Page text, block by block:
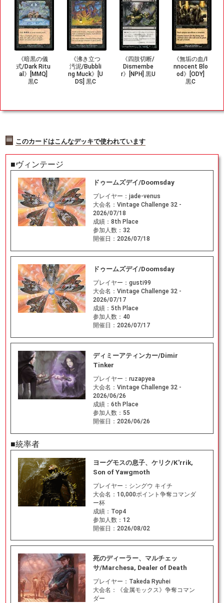
《暗黒の儀
式/Dark Ritu
al》[MMQ]
黒C
《沸き立つ
汚泥/Bubbli
ng Muck》[U
DS] 黒C
《四肢切断/
Dismembe
r》[NPH] 黒U
《無垢の血/I
nnocent Blo
od》[ODY]
黒C
このカードはこんなデッキで使われています
■ヴィンテージ
ドゥームズデイ/Doomsday
プレイヤー： jade-venus
大会名： Vintage Challenge 32 -
2026/07/18
成績： 8th Place
参加人数： 32
開催日： 2026/07/18
ドゥームズデイ/Doomsday
プレイヤー： gusti99
大会名： Vintage Challenge 32 -
2026/07/17
成績： 5th Place
参加人数： 40
開催日： 2026/07/17
ディミーアティンカー/Dimir
Tinker
プレイヤー： ruzapyea
大会名： Vintage Challenge 32 -
2026/06/26
成績： 6th Place
参加人数： 55
開催日： 2026/06/26
■統率者
ヨーグモスの息子、ケリク/K'rrik,
Son of Yawgmoth
プレイヤー： シングウ キイチ
大会名： 10,000ポイント争奪コマンダ
ー杯
成績： Top4
参加人数： 12
開催日： 2026/08/02
死のディーラー、マルチェッ
サ/Marchesa, Dealer of Death
プレイヤー： Takeda Ryuhei
大会名：
《金属モックス》争奪コマン
ダー